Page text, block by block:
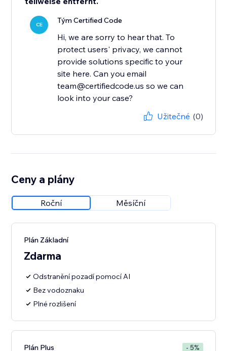
CE Tým Certified Code
Hi, we are sorry to hear that. To
protect users' privacy, we cannot
provide solutions specific to your
site here. Can you email
team@certifiedcode.us so we can
look into your case?
Užitečné (0)
Ceny a plány
Roční Měsíční
Plán Základní
Zdarma
Odstranění pozadí pomocí AI
Bez vodoznaku
Plné rozlišení
Plán Plus - 5%